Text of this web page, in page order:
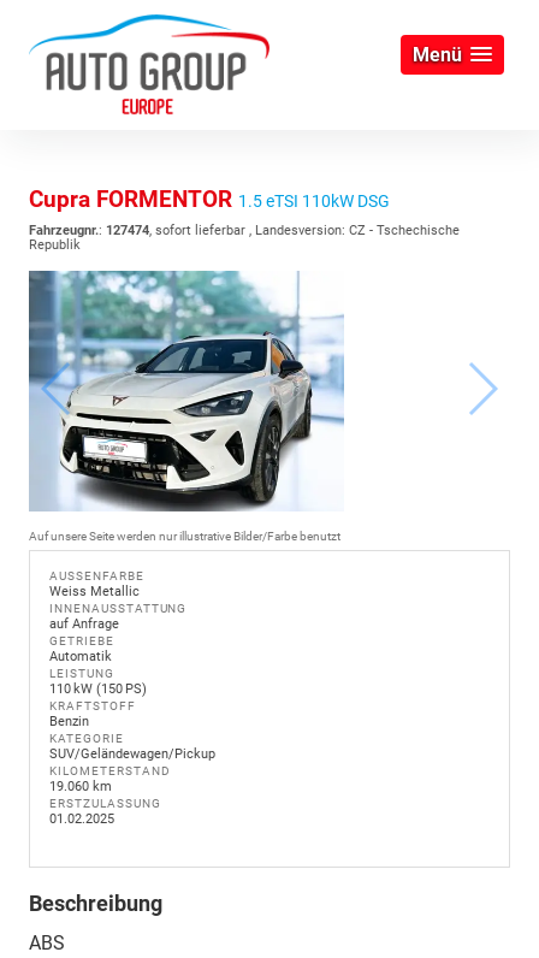
Menü
Cupra FORMENTOR 1.5 eTSI 110kW DSG
Fahrzeugnr.: 127474, sofort lieferbar , Landesversion: CZ - Tschechische
Republik
Auf unsere Seite werden nur illustrative Bilder/Farbe benutzt
AUSSENFARBE
Weiss Metallic
INNENAUSSTATTUNG
auf Anfrage
GETRIEBE
Automatik
LEISTUNG
110 kW (150 PS)
KRAFTSTOFF
Benzin
KATEGORIE
SUV/Geländewagen/Pickup
KILOMETERSTAND
19.060 km
ERSTZULASSUNG
01.02.2025
Beschreibung
ABS